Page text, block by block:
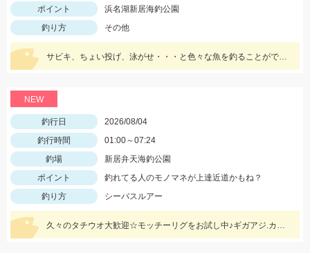
ポイント
浜名湖新居海釣公園
釣り方
その他
サビキ、ちょい投げ、泳がせ・・・と色々な魚を釣ることができるので仕掛けも何種類か用意していけば楽しむことができますよ！
NEW
釣行日
2026/08/04
釣行時間
01:00～07:24
釣場
新居弁天海釣公園
ポイント
釣れてる人のモノマネが上達近道かもね？
釣り方
シーバスルアー
久々のタチウオ大歓迎☆モッチーリグをお試し中♪ギガアジ.カマスどこじゃ？